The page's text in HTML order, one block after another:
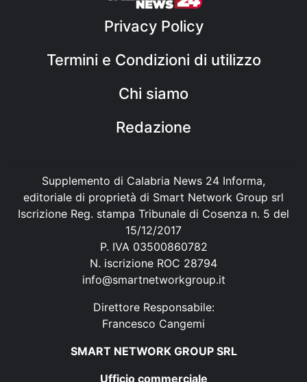
Privacy Policy
Termini e Condizioni di utilizzo
Chi siamo
Redazione
Supplemento di Calabria News 24 Informa,
editoriale di proprietà di Smart Network Group srl
Iscrizione Reg. stampa Tribunale di Cosenza n. 5 del
15/12/2017
P. IVA 03500860782
N. iscrizione ROC 28794
info@smartnetworkgroup.it
Direttore Responsabile:
Francesco Cangemi
SMART NETWORK GROUP SRL
Ufficio commerciale